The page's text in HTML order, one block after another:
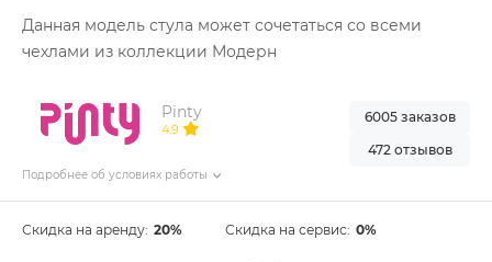
Данная модель стула может сочетаться со всеми
чехлами из коллекции Модерн
Pinty
4.9
Подробнее об условиях работы
6005 заказов
472 отзывов
Скидка на аренду: 20% Скидка на сервис: 0%